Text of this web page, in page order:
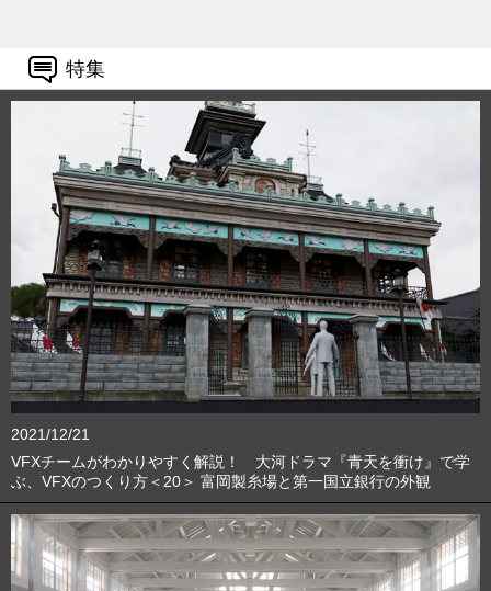
特集
2021/12/21
VFXチームがわかりやすく解説！ 大河ドラマ『青天を衝け』で学
ぶ、VFXのつくり方＜20＞ 富岡製糸場と第一国立銀行の外観